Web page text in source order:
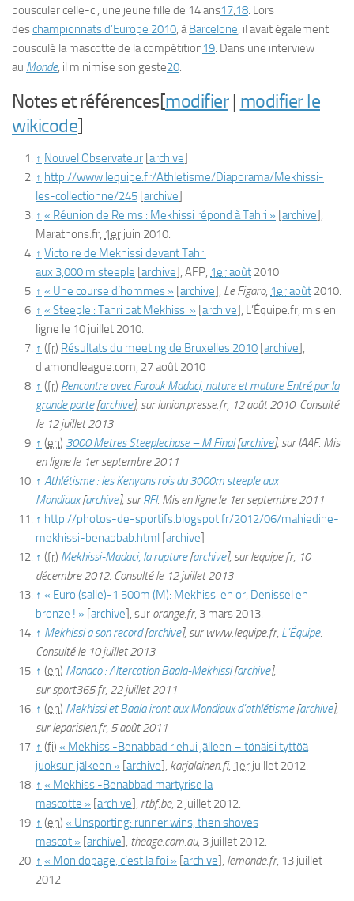
bousculer celle-ci, une jeune fille de 14 ans17,18. Lors
deschampionnats d’Europe 2010, àBarcelone, il avait également
bousculé la mascotte de la compétition19. Dans une interview
au Monde, il minimise son geste20.
Notes et références[modifier| modifier le
wikicode]
↑ Nouvel Observateur [archive]
↑ http://www.lequipe.fr/Athletisme/Diaporama/Mekhissi-
les-collectionne/245 [archive]
↑ « Réunion de Reims : Mekhissi répond à Tahri » [archive],
Marathons.fr, 1er juin 2010.
↑ Victoire de Mekhissi devant Tahri
aux 3,000 m steeple [archive], AFP, 1eraoût 2010
↑ « Une course d’hommes » [archive], Le Figaro, 1eraoût 2010.
↑ « Steeple : Tahri bat Mekhissi » [archive], L’Équipe.fr, mis en
ligne le 10 juillet 2010.
↑ (fr) Résultats du meeting de Bruxelles 2010 [archive],
diamondleague.com, 27 août 2010
↑ (fr) Rencontre avec Farouk Madaci, nature et mature Entré par la
grande porte[archive], surlunion.presse.fr, 12 août 2010. Consulté
le 12 juillet 2013
↑ (en) 3000 Metres Steeplechase – M Final[archive], surIAAF. Mis
en ligne le 1er septembre 2011
↑ Athlétisme : les Kenyans rois du 3000m steeple aux
Mondiaux[archive], surRFI. Mis en ligne le 1er septembre 2011
↑ http://photos-de-sportifs.blogspot.fr/2012/06/mahiedine-
mekhissi-benabbab.html [archive]
↑ (fr) Mekhissi-Madaci, la rupture[archive], surlequipe.fr, 10
décembre 2012. Consulté le 12 juillet 2013
↑ « Euro (salle)-1 500m (M): Mekhissi en or, Denissel en
bronze ! » [archive], sur orange.fr, 3 mars 2013.
↑ Mekhissi a son record[archive], sur www.lequipe.fr, L’Équipe.
Consulté le 10 juillet 2013.
↑ (en) Monaco : Altercation Baala-Mekhissi[archive],
sursport365.fr, 22 juillet 2011
↑ (en) Mekhissi et Baala iront aux Mondiaux d’athlétisme[archive],
surleparisien.fr, 5 août 2011
↑ (fi) « Mekhissi-Benabbad riehui jälleen – tönäisi tyttöä
juoksun jälkeen » [archive], karjalainen.fi, 1er juillet 2012.
↑ « Mekhissi-Benabbad martyrise la
mascotte » [archive], rtbf.be, 2 juillet 2012.
↑ (en) « Unsporting: runner wins, then shoves
mascot » [archive], theage.com.au, 3 juillet 2012.
↑ « Mon dopage, c’est la foi » [archive], lemonde.fr, 13 juillet
2012